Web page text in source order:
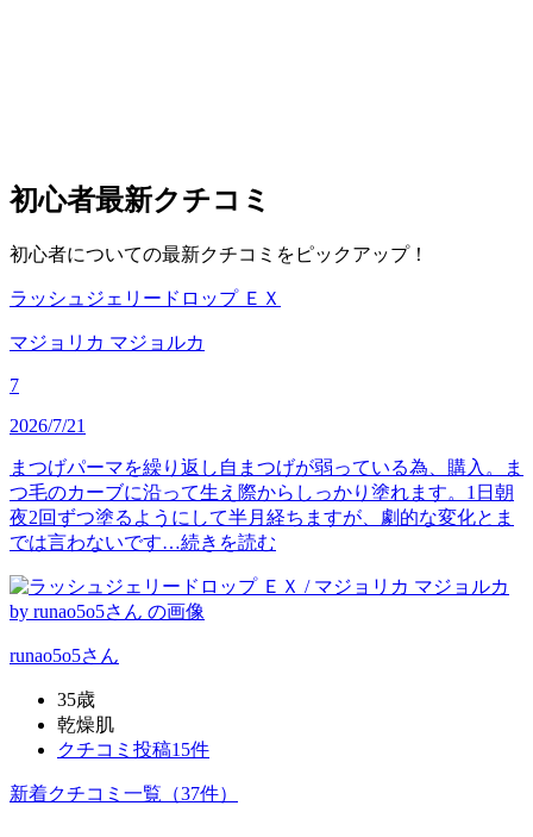
初心者最新クチコミ
初心者についての最新クチコミをピックアップ！
ラッシュジェリードロップ ＥＸ
マジョリカ マジョルカ
7
2026/7/21
まつげパーマを繰り返し自まつげが弱っている為、購入。ま
つ毛のカーブに沿って生え際からしっかり塗れます。1日朝
夜2回ずつ塗るようにして半月経ちますが、劇的な変化とま
では言わないです…続きを読む
runao5o5さん
35歳
乾燥肌
クチコミ投稿15件
新着クチコミ一覧 （37件）